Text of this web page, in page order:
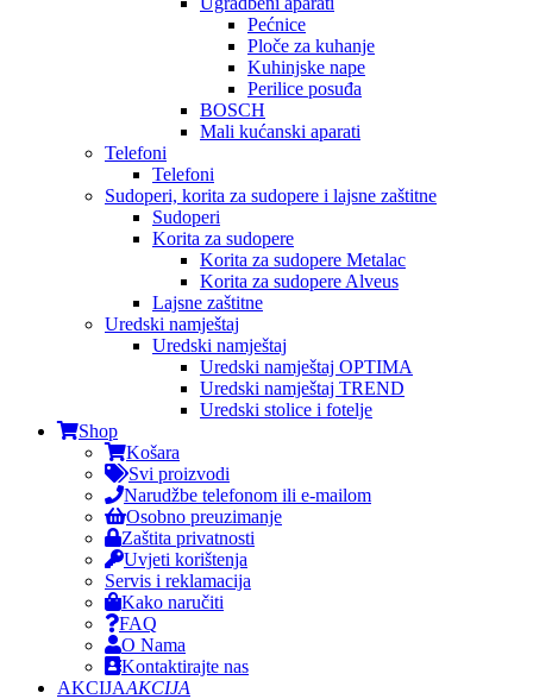
Pećnice
Ploče za kuhanje
Kuhinjske nape
Perilice posuđa
BOSCH
Mali kućanski aparati
Telefoni
Telefoni
Sudoperi, korita za sudopere i lajsne zaštitne
Sudoperi
Korita za sudopere
Korita za sudopere Metalac
Korita za sudopere Alveus
Lajsne zaštitne
Uredski namještaj
Uredski namještaj
Uredski namještaj OPTIMA
Uredski namještaj TREND
Uredski stolice i fotelje
Shop
Košara
Svi proizvodi
Narudžbe telefonom ili e-mailom
Osobno preuzimanje
Zaštita privatnosti
Uvjeti korištenja
Servis i reklamacija
Kako naručiti
FAQ
O Nama
Kontaktirajte nas
AKCIJAAKCIJA